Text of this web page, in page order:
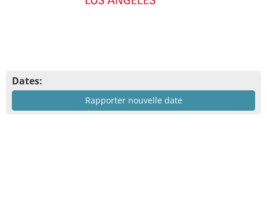
Dates:
Rapporter nouvelle date